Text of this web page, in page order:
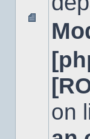
Aucun
message
non
on